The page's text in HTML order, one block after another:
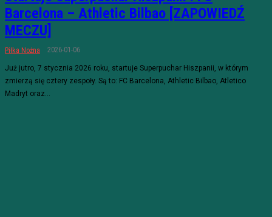
Barcelona – Athletic Bilbao [ZAPOWIEDŹ
MECZU]
Piłka Nożna 2026-01-06
Już jutro, 7 stycznia 2026 roku, startuje Superpuchar Hiszpanii, w którym
zmierzą się cztery zespoły. Są to: FC Barcelona, Athletic Bilbao, Atletico
Madryt oraz...